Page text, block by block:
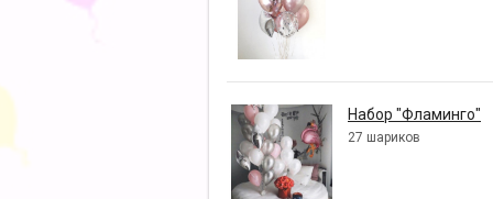
Набор "Фламинго"
27 шариков